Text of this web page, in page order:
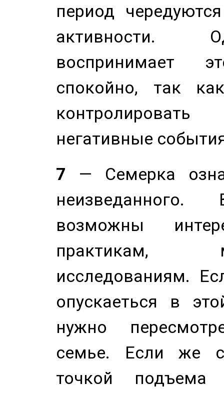
период
активности.
воспринимает
спокойно, так
негативные
7 — Семерка
возможны
практикам,
исследованиям.
опускаеться в
нужно
семье. Если же
точкой